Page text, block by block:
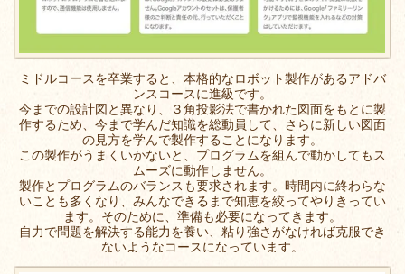
ミドルコースを卒業すると、本格的なロボット製作があるアドバ
ンスコースに進級です。
今までの設計図と異なり、３角投影法で書かれた図面をもとに製
作するため、今まで学んだ知識を総動員して、さらに新しい図面
の見方を学んで製作することになります。
この製作がうまくいかないと、プログラムを組んで動かしてもス
ムーズに動作しません。
製作とプログラムのバランスも要求されます。時間内に終わらな
いことも多くなり、みんなできるまで知恵を絞ってやりきってい
ます。そのために、準備も必要になってきます。
自力で問題を解決する能力を養い、粘り強さがなければ克服でき
ないようなコースになっています。